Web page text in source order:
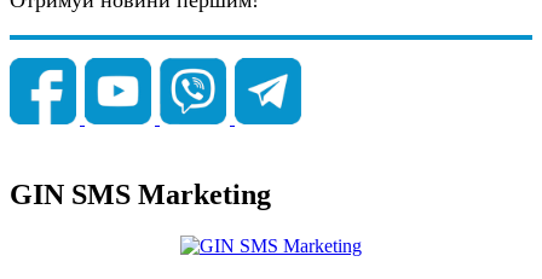
GIN SMS Marketing